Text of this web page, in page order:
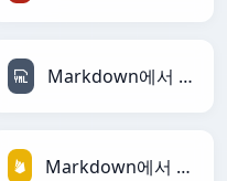
Markdown에서 YAML로
Markdown에서 Firebase로